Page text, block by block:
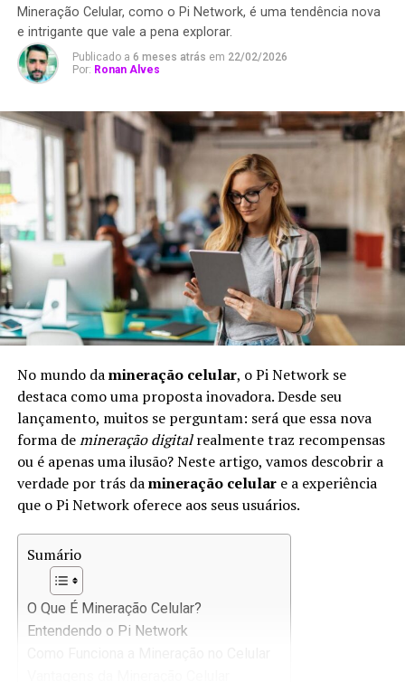
Mineração Celular, como o Pi Network, é uma tendência nova
e intrigante que vale a pena explorar.
Publicado a 6 meses atrás em 22/02/2026
Por: Ronan Alves
No mundo damineração celular, o Pi Network se
destaca como uma proposta inovadora. Desde seu
lançamento, muitos se perguntam: será que essa nova
forma demineração digitalrealmente traz recompensas
ou é apenas uma ilusão? Neste artigo, vamos descobrir a
verdade por trás damineração celulare a experiência
que o Pi Network oferece aos seus usuários.
Sumário
O Que É Mineração Celular?
Entendendo o Pi Network